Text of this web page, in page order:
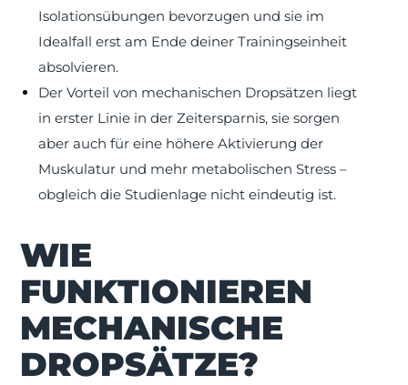
Isolationsübungen bevorzugen und sie im
Idealfall erst am Ende deiner Trainingseinheit
absolvieren.
Der Vorteil von mechanischen Dropsätzen liegt
in erster Linie in der Zeitersparnis, sie sorgen
aber auch für eine höhere Aktivierung der
Muskulatur und mehr metabolischen Stress –
obgleich die Studienlage nicht eindeutig ist.
WIE
FUNKTIONIEREN
MECHANISCHE
DROPSÄTZE?